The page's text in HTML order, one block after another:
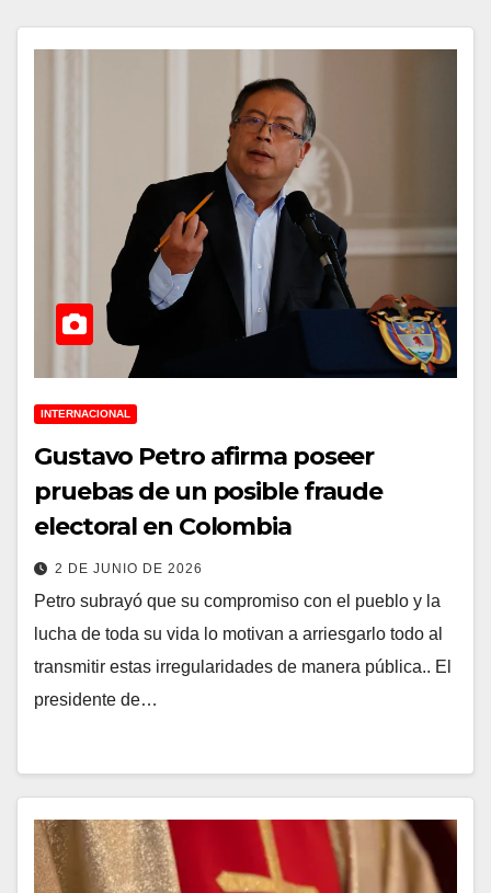
INTERNACIONAL
Gustavo Petro afirma poseer
pruebas de un posible fraude
electoral en Colombia
2 DE JUNIO DE 2026
Petro subrayó que su compromiso con el pueblo y la
lucha de toda su vida lo motivan a arriesgarlo todo al
transmitir estas irregularidades de manera pública.. El
presidente de…